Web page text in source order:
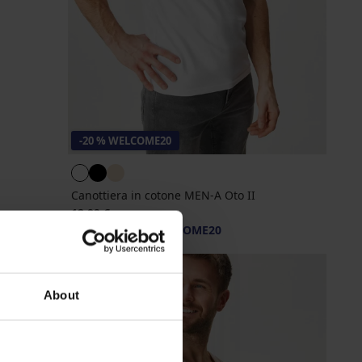
About
-20 % WELCOME20
Canottiera in cotone MEN-A Oto II
12,99 €
10,39 €codiceWELCOME20